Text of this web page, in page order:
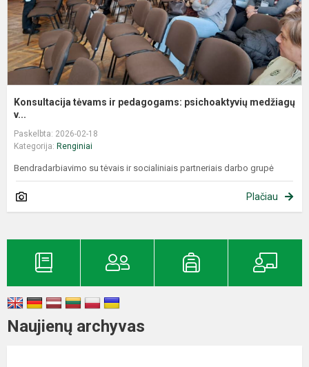
Konsultacija tėvams ir pedagogams: psichoaktyvių medžiagų
v...
Paskelbta: 2026-02-18
Kategorija: Renginiai
Bendradarbiavimo su tėvais ir socialiniais partneriais darbo grupė
Plačiau
Naujienų archyvas